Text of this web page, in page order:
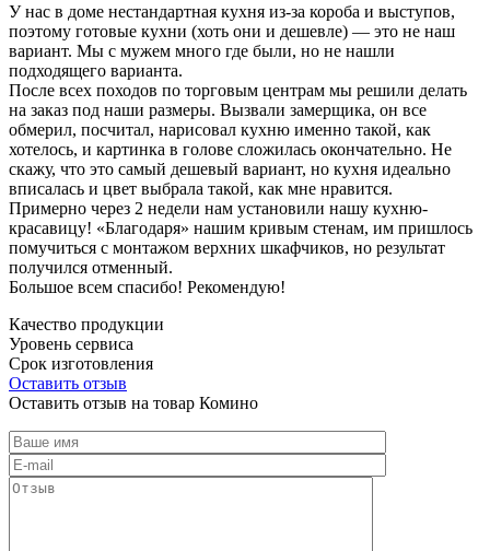
У нас в доме нестандартная кухня из-за короба и выступов,
поэтому готовые кухни (хоть они и дешевле) — это не наш
вариант. Мы с мужем много где были, но не нашли
подходящего варианта.
После всех походов по торговым центрам мы решили делать
на заказ под наши размеры. Вызвали замерщика, он все
обмерил, посчитал, нарисовал кухню именно такой, как
хотелось, и картинка в голове сложилась окончательно. Не
скажу, что это самый дешевый вариант, но кухня идеально
вписалась и цвет выбрала такой, как мне нравится.
Примерно через 2 недели нам установили нашу кухню-
красавицу! «Благодаря» нашим кривым стенам, им пришлось
помучиться с монтажом верхних шкафчиков, но результат
получился отменный.
Большое всем спасибо! Рекомендую!
Качество продукции
Уровень сервиса
Срок изготовления
Оставить отзыв
Оставить отзыв на товар Комино